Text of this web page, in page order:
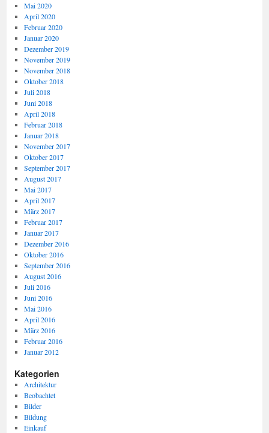
Mai 2020
April 2020
Februar 2020
Januar 2020
Dezember 2019
November 2019
November 2018
Oktober 2018
Juli 2018
Juni 2018
April 2018
Februar 2018
Januar 2018
November 2017
Oktober 2017
September 2017
August 2017
Mai 2017
April 2017
März 2017
Februar 2017
Januar 2017
Dezember 2016
Oktober 2016
September 2016
August 2016
Juli 2016
Juni 2016
Mai 2016
April 2016
März 2016
Februar 2016
Januar 2012
Kategorien
Architektur
Beobachtet
Bilder
Bildung
Einkauf